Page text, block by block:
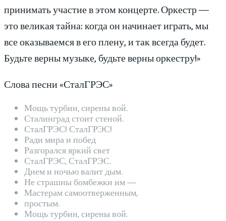
принимать участие в этом концерте. Оркестр —
это великая тайна: когда он начинает играть, мы
все оказываемся в его плену, и так всегда будет.
Будьте верны музыке, будьте верны оркестру!»
Слова песни «СталГРЭС»
Мощь турбин, сирены вой.
Сталинград стоит стеной.
СталГРЭС! СталГРЭС!
Ради мира и побед
Разгорался яркий свет
СталГРЭС, СталГРЭС.
Днем и ночью валит дым.
Не страшны бомбежки им —
Мастерам самоотверженным,
простым.
Мощь турбин, сирены вой.